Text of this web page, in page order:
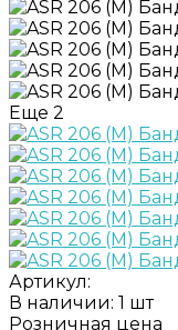
Еще 2
Артикул:
В наличии: 1 шт
Розничная цена